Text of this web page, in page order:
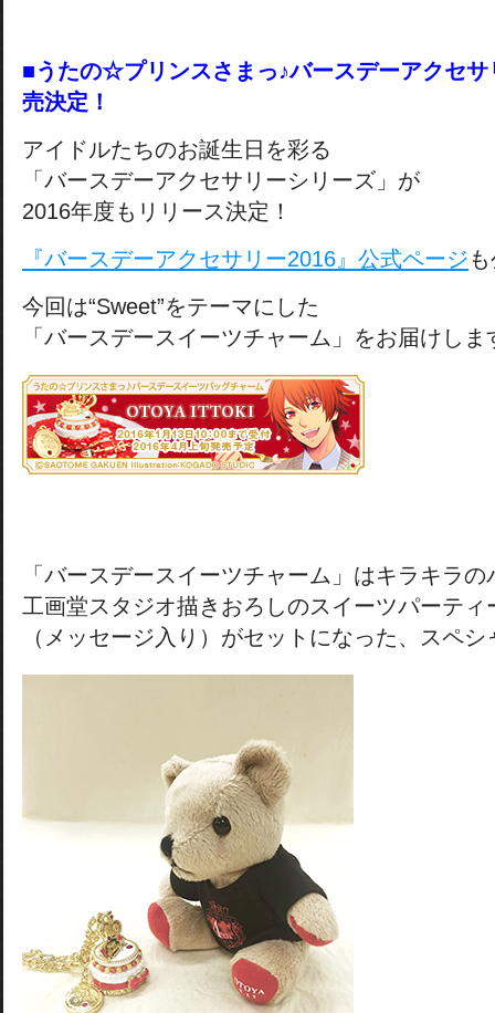
■うたの☆プリンスさまっ♪バースデーアクセサ
売決定！
アイドルたちのお誕生日を彩る
「バースデーアクセサリーシリーズ」が
2016年度もリリース決定！
『バースデーアクセサリー2016』公式ページ
今回は“Sweet”をテーマにした
「バースデースイーツチャーム」をお届けしま
「バースデースイーツチャーム」はキラキラ
工画堂スタジオ描きおろしのスイーツパーテ
（メッセージ入り）がセットになった、スペ